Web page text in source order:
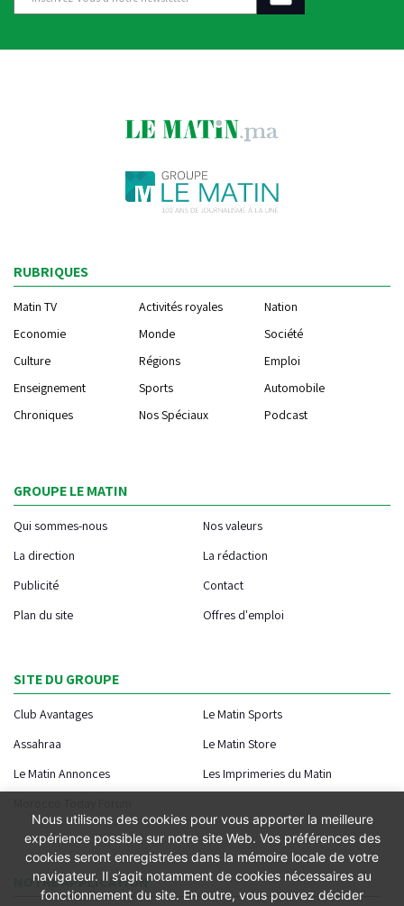
RUBRIQUES
Matin TV Activités royales
Nation
Economie
Monde
Société
Culture
Régions
Emploi
Enseignement
Sports
Automobile
Chroniques
Nos Spéciaux Podcast
GROUPE LE MATIN
Qui sommes-nous
Nos valeurs
La direction
La rédaction
Publicité
Contact
Plan du site
Offres d'emploi
SITE DU GROUPE
Club Avantages
Le Matin Sports
Assahraa
Le Matin Store
Le Matin Annonces
Les Imprimeries du Matin
NOTRE APPLICATION
Nous utilisons des cookies pour vous apporter la meilleure
expérience possible sur notre site Web. Vos préférences des
cookies seront enregistrées dans la mémoire locale de votre
navigateur. Il s’agit notamment de cookies nécessaires au
fonctionnement du site. En outre, vous pouvez décider